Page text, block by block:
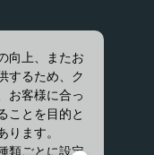
向上、またお
するため、ク
お客様に合っ
ことを目的と
ります。
類ごとに設定